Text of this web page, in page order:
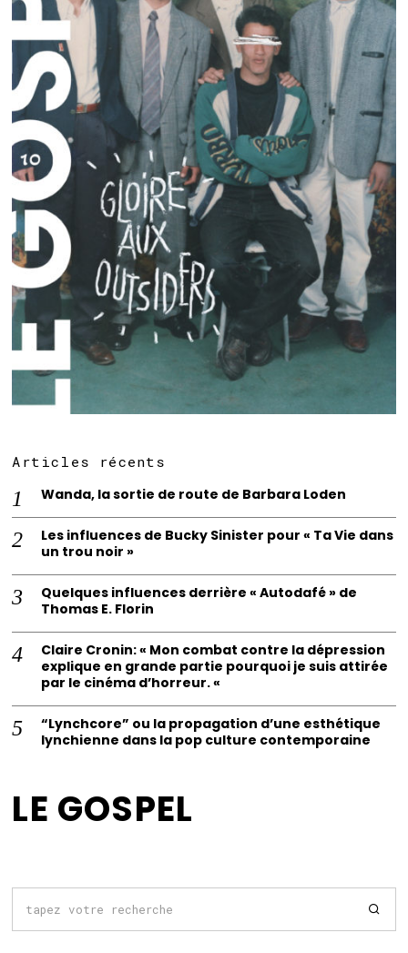
Articles récents
Wanda, la sortie de route de Barbara Loden
Les influences de Bucky Sinister pour « Ta Vie dans
un trou noir »
Quelques influences derrière « Autodafé » de
Thomas E. Florin
Claire Cronin: « Mon combat contre la dépression
explique en grande partie pourquoi je suis attirée
par le cinéma d’horreur. «
“Lynchcore” ou la propagation d’une esthétique
lynchienne dans la pop culture contemporaine
LE GOSPEL